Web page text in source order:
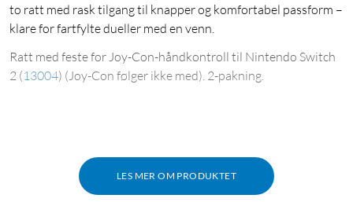
to ratt med rask tilgang til knapper og komfortabel passform –
klare for fartfylte dueller med en venn.
LES MER OM PRODUKTET
Ratt med feste for Joy-Con-håndkontroll til Nintendo Switch
2 (13004) (Joy-Con følger ikke med). 2-pakning.